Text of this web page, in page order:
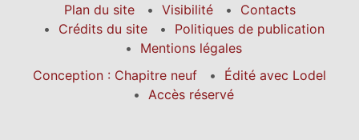
Plan du site
Visibilité
Contacts
Crédits du site
Politiques de publication
Mentions légales
Conception : Chapitre neuf
Édité avec Lodel
Accès réservé